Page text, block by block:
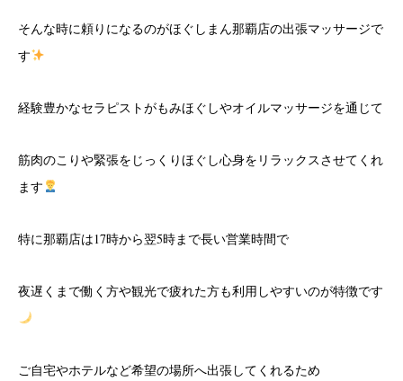
そんな時に頼りになるのがほぐしまん那覇店の出張マッサージで
す
経験豊かなセラピストがもみほぐしやオイルマッサージを通じて
筋肉のこりや緊張をじっくりほぐし心身をリラックスさせてくれ
ます
特に那覇店は17時から翌5時まで長い営業時間で
夜遅くまで働く方や観光で疲れた方も利用しやすいのが特徴です
ご自宅やホテルなど希望の場所へ出張してくれるため